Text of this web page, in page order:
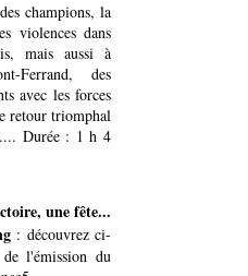
champions, la
violences dans
mais aussi à
Ferrand, des
avec les forces
retour triomphal
Durée : 1 h 4
une fête...
: découvrez ci-
l'émission du